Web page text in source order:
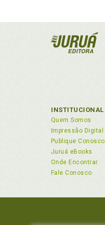
INSTITUCIONAL
Quem Somos
Impressão Digital
Publique Conosco
Juruá eBooks
Onde Encontrar
Fale Conosco